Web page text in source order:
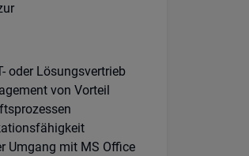
oder Lösungsvertrieb
von Vorteil
Umgang mit MS Office